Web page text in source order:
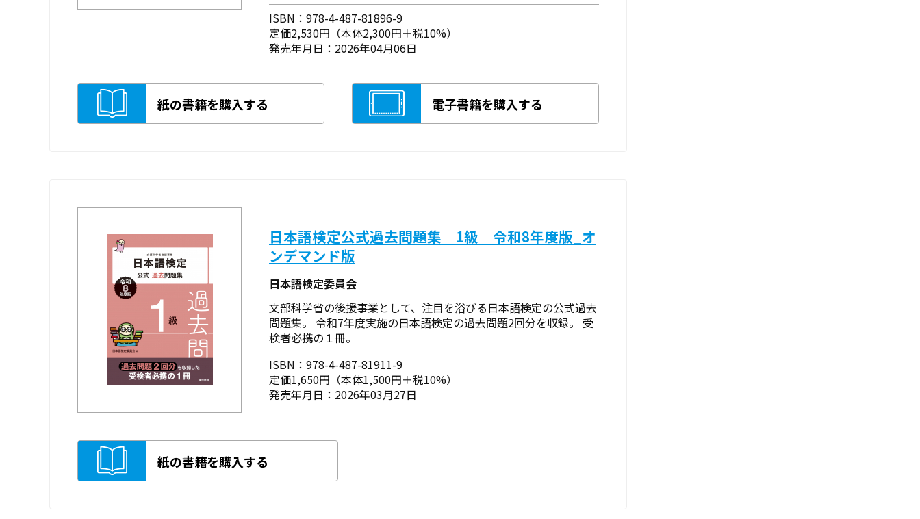
ISBN：978-4-487-81896-9
定価2,530円（本体2,300円＋税10%）
発売年月日：2026年04月06日
紙の書籍を購入する 電子書籍を購入する
日本語検定公式過去問題集 1級 令和8年度版_オ
ンデマンド版
日本語検定委員会
文部科学省の後援事業として、注目を浴びる日本語検定の公式過去
問題集。 令和7年度実施の日本語検定の過去問題2回分を収録。 受
検者必携の１冊。
ISBN：978-4-487-81911-9
定価1,650円（本体1,500円＋税10%）
発売年月日：2026年03月27日
紙の書籍を購入する